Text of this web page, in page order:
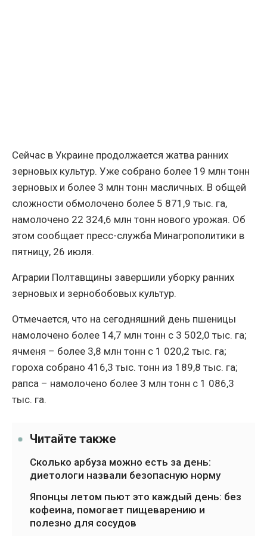
Сейчас в Украине продолжается жатва ранних
зерновых культур. Уже собрано более 19 млн тонн
зерновых и более 3 млн тонн масличных. В общей
сложности обмолочено более 5 871,9 тыс. га,
намолочено 22 324,6 млн тонн нового урожая. Об
этом сообщает пресс-служба Минагрополитики в
пятницу, 26 июля.
Аграрии Полтавщины завершили уборку ранних
зерновых и зернобобовых культур.
Отмечается, что на сегодняшний день пшеницы
намолочено более 14,7 млн ​​тонн с 3 502,0 тыс. га;
ячменя – более 3,8 млн тонн с 1 020,2 тыс. га;
гороха собрано 416,3 тыс. тонн из 189,8 тыс. га;
рапса – намолочено более 3 млн тонн с 1 086,3
тыс. га.
Читайте также
Сколько арбуза можно есть за день:
диетологи назвали безопасную норму
Японцы летом пьют это каждый день: без
кофеина, помогает пищеварению и
полезно для сосудов